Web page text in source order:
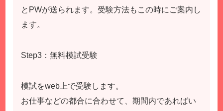
とPWが送られます。受験方法もこの時にご案内し
ます。
Step3：無料模試受験
模試をweb上で受験します。
お仕事などの都合に合わせて、期間内であればい